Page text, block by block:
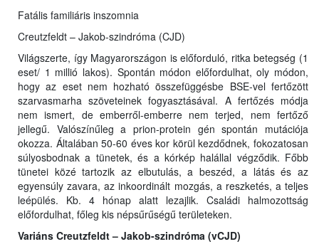
Fatális familiáris inszomnia
Creutzfeldt – Jakob-szindróma (CJD)
Világszerte, így Magyarországon is előforduló, ritka betegség (1
eset/ 1 millió lakos). Spontán módon előfordulhat, oly módon,
hogy az eset nem hozható összefüggésbe BSE-vel fertőzött
szarvasmarha szöveteinek fogyasztásával. A fertőzés módja
nem ismert, de emberről-emberre nem terjed, nem fertőző
jellegű. Valószínűleg a prion-protein gén spontán mutációja
okozza. Általában 50-60 éves kor körül kezdődnek, fokozatosan
súlyosbodnak a tünetek, és a kórkép halállal végződik. Főbb
tünetei közé tartozik az elbutulás, a beszéd, a látás és az
egyensúly zavara, az inkoordinált mozgás, a reszketés, a teljes
leépülés. Kb. 4 hónap alatt lezajlik. Családi halmozottság
előfordulhat, főleg kis népsűrűségű területeken.
Variáns Creutzfeldt – Jakob-szindróma (vCJD)